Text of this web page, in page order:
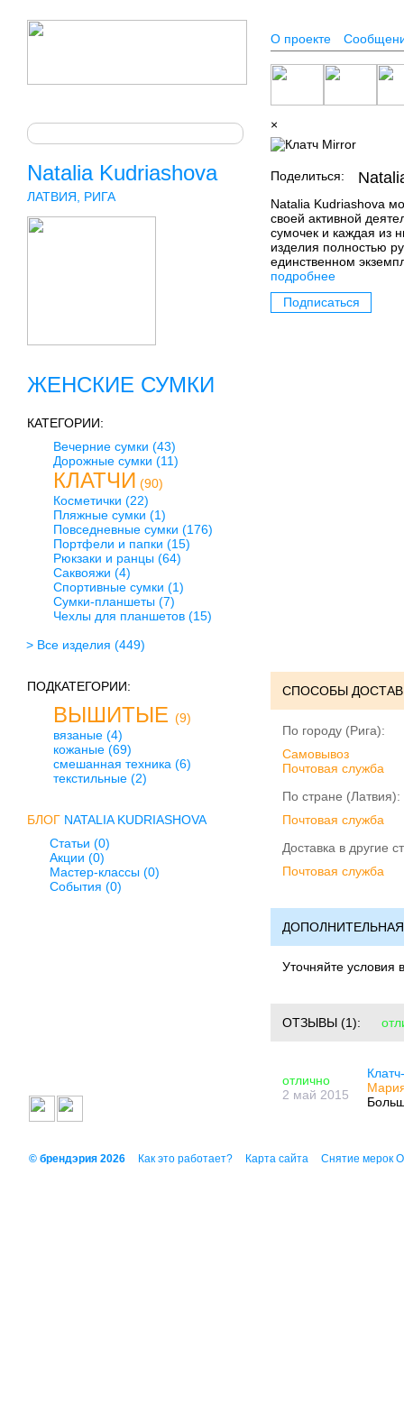
О проекте
Natalia Kudriashova
ЛАТВИЯ, РИГА
ЖЕНСКИЕ СУМКИ
КАТЕГОРИИ:
Вечерние сумки (43)
Дорожные сумки (11)
КЛАТЧИ (90)
Косметички (22)
Пляжные сумки (1)
Повседневные сумки (176)
Портфели и папки (15)
Рюкзаки и ранцы (64)
Саквояжи (4)
Спортивные сумки (1)
Сумки-планшеты (7)
Чехлы для планшетов (15)
> Все изделия (449)
ПОДКАТЕГОРИИ:
ВЫШИТЫЕ (9)
вязаные (4)
кожаные (69)
смешанная техника (6)
текстильные (2)
БЛОГ NATALIA KUDRIASHOVA
Статьи (0)
Акции (0)
Мастер-классы (0)
События (0)
×
Поделиться:
Natalia Kudriashova
своей активной
сумочек и каждая из
изделия полностью
единственном
подробнее
Подписаться
СПОСОБЫ
По городу (Рига):
Cамовывоз
Почтовая служба
По стране (Латвия):
Почтовая служба
Доставка в другие
Почтовая служба
Уточняйте условия
ОТЗЫВЫ (1):
отлично
2 май 2015
© брендэрия 2026 Как это работает? Карта сайта Снятие мерок